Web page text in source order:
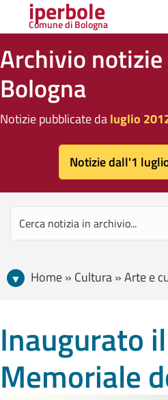
iperbole
Comune di Bologna
Archivio notizie
Bologna
Notizie pubblicate daluglio
Notizie dall'1
Inaugurato il
Memoriale